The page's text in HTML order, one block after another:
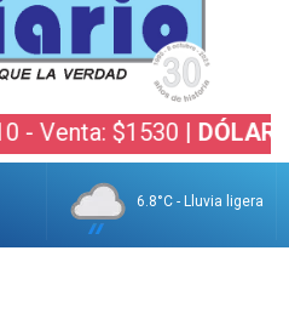
$1530 |DÓLAR BOLSA:
6.8°C - Lluvia ligera